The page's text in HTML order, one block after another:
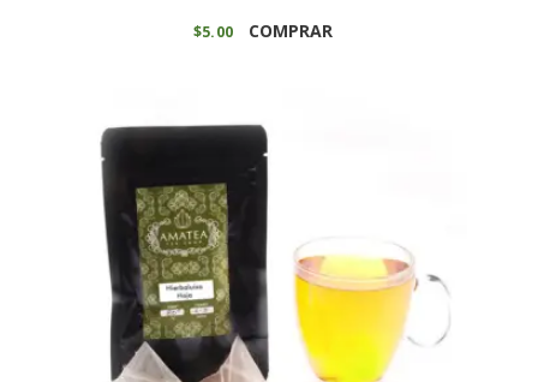
$5 00 COMPRAR